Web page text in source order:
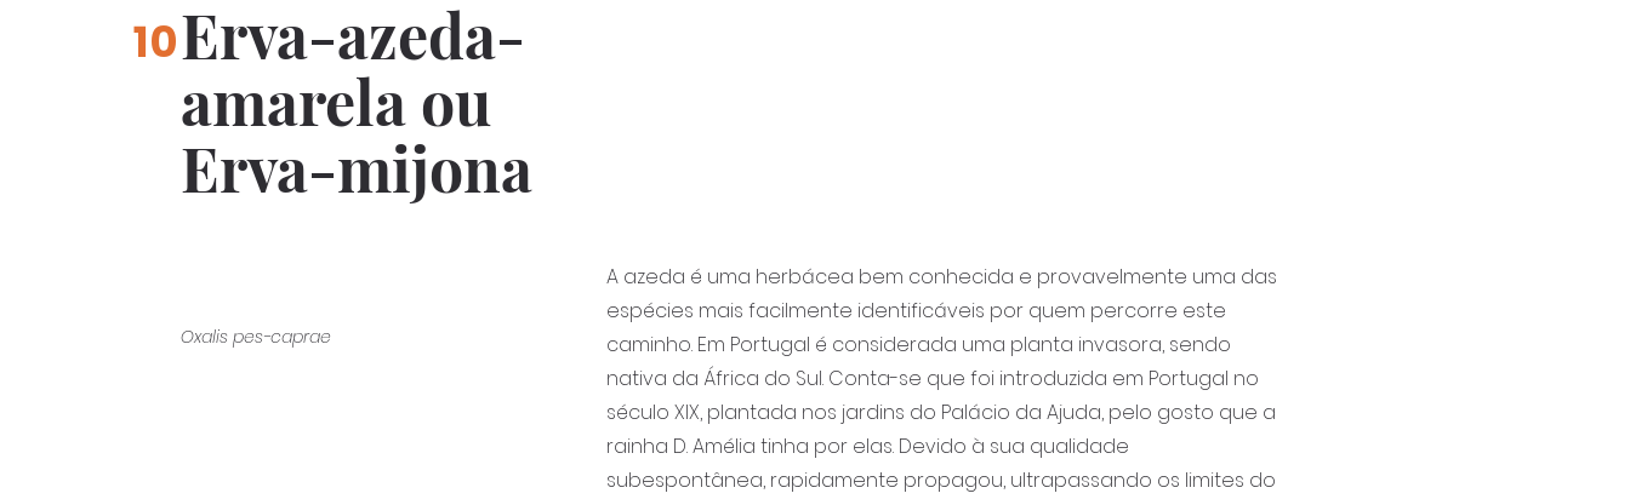
10Erva-azeda-
amarela ou
Erva-mijona
Oxalis pes-caprae
A azeda é uma herbácea bem conhecida e provavelmente uma das
espécies mais facilmente identificáveis por quem percorre este
caminho. Em Portugal é considerada uma planta invasora, sendo
nativa da África do Sul. Conta-se que foi introduzida em Portugal no
século XIX, plantada nos jardins do Palácio da Ajuda, pelo gosto que a
rainha D. Amélia tinha por elas. Devido à sua qualidade
subespontânea, rapidamente propagou, ultrapassando os limites do